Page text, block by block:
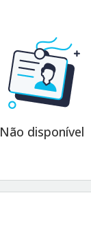
Não disponível